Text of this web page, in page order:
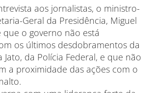
aos jornalistas, o ministro-
Geral da Presidência, Miguel
que o governo não está
os últimos desdobramentos da
Jato, da Polícia Federal, e que não
a proximidade das ações com o